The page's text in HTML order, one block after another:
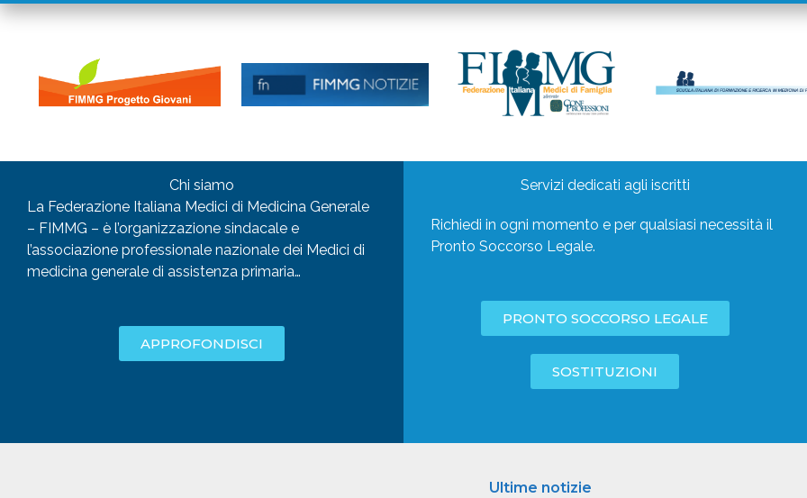
Chi siamo
La Federazione Italiana Medici di Medicina Generale
– FIMMG – è l’organizzazione sindacale e
l’associazione professionale nazionale dei Medici di
medicina generale di assistenza primaria…
APPROFONDISCI
Servizi dedicati agli iscritti
Richiedi in ogni momento e per qualsiasi necessità il
Pronto Soccorso Legale.
PRONTO SOCCORSO LEGALE
SOSTITUZIONI
Ultime notizie